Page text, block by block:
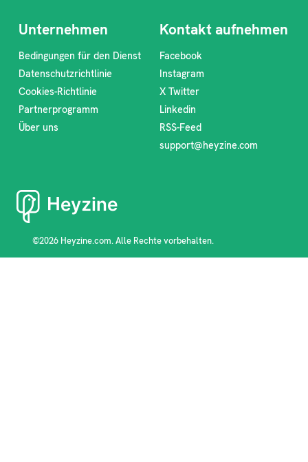
Unternehmen
Bedingungen für den Dienst
Datenschutzrichtlinie
Cookies-Richtlinie
Partnerprogramm
Über uns
Kontakt aufnehmen
Facebook
Instagram
X Twitter
Linkedin
RSS-Feed
support@heyzine.com
©2026 Heyzine.com. Alle Rechte vorbehalten.